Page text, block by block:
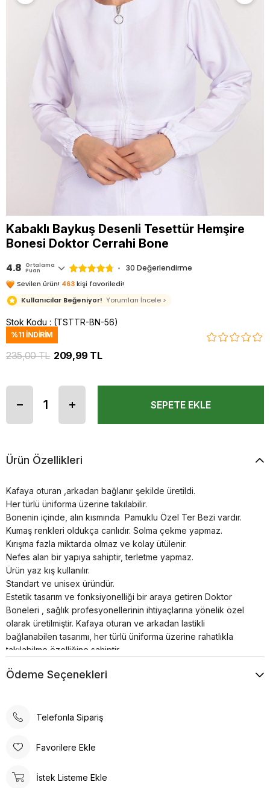
Kabaklı Baykuş Desenli Tesettür Hemşire
Bonesi Doktor Cerrahi Bone
4.8 Ortalama
Puan 30 Değerlendirme
Sevilen ürün! 463kişi favoriledi!
Kullanıcılar Beğeniyor! Yorumları İncele >
Stok Kodu (TSTTR-BN-56)
%11 İNDIRIM
235,00 TL 209,99 TL
Ürün Özellikleri
Kafaya oturan ,arkadan bağlanır şekilde üretildi.
Her türlü üniforma üzerine takılabilir.
Bonenin içinde, alın kısmında Pamuklu Özel Ter Bezi vardır.
Kumaş renkleri oldukça canlıdır. Solma çekme yapmaz.
Kırışma fazla miktarda olmaz ve kolay ütülenir.
Nefes alan bir yapıya sahiptir, terletme yapmaz.
Ürün yaz kış kullanılır.
Standart ve unisex üründür.
Estetik tasarım ve fonksiyonelliği bir araya getiren Doktor
Boneleri , sağlık profesyonellerinin ihtiyaçlarına yönelik özel
olarak üretilmiştir. Kafaya oturan ve arkadan lastikli
bağlanabilen tasarımı, her türlü üniforma üzerine rahatlıkla
takılabilme özelliğine sahiptir.
konforlu bir deneyim sunar. Kumaş renkleri canlı ve
yapısı, terletme yapmaz ve yaz-kış kullanım için idealdir.
bulacaksınız. Sağlığınız için en iyisi!
üründür.
Ödeme Seçenekleri
Telefonla Sipariş
Favorilere Ekle
İstek Listeme Ekle